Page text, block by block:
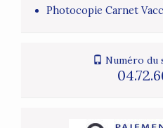
Photocopie Carnet
Numéro du